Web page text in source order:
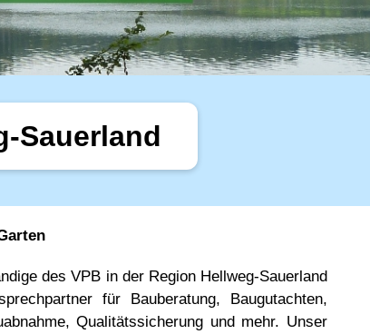
Sauerland
des VPB in der Region Hellweg-Sauerland
für Bauberatung, Baugutachten,
Qualitätssicherung und mehr. Unser